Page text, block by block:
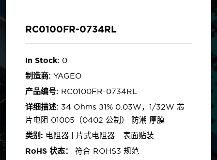
RC0100FR-0734RL
In Stock: 0
制造商: YAGEO
产品编号: RC0100FR-0734RL
详细描述: 34 Ohms ±1% 0.03W，1/32W 芯
片电阻 01005（0402 公制） 防潮 厚膜
类别: 电阻器 | 片式电阻器 - 表面贴装
RoHS 状态：
符合 ROHS3 规范